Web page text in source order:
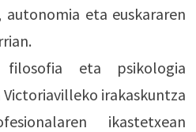
autonomia eta euskararen
filosofia eta psikologia
Victoriavilleko irakaskuntza
ikastetxean